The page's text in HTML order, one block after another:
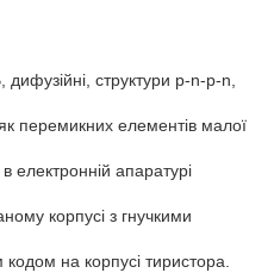
структури p-n-p-n,
перемикних елементів малої
електронній апаратурі
корпусі з гнучкими
на корпусі тиристора.